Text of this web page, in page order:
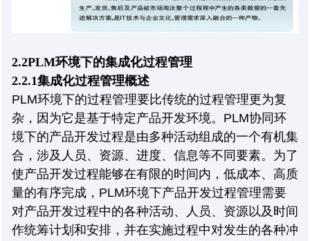
2.2PLM环境下的集成化过程管理
2.2.1集成化过程管理概述
PLM环境下的过程管理要比传统的过程管理更为复
杂，因为它是基于特定产品开发环境。PLM协同环
境下的产品开发过程是由多种活动组成的一个有机集
合，涉及人员、资源、进度、信息等不同要素。为了
使产品开发过程能够在有限的时间内，低成本、高质
量的有序完成，PLM环境下产品开发过程管理需要
对产品开发过程中的各种活动、人员、资源以及时间
作统筹计划和安排，并在实施过程中对发生的各种冲